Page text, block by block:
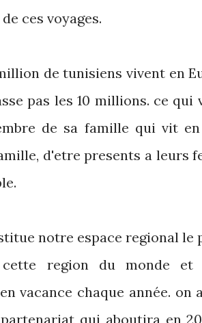
ces voyages.
de tunisiens vivent en
pas les 10 millions. ce
de sa famille qui vit
d'etre presents a leurs
notre espace regional le
cette region du monde
vacance chaque année. on
qui aboutira en